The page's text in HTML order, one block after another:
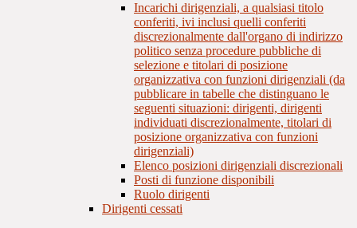
Incarichi dirigenziali, a qualsiasi titolo
conferiti, ivi inclusi quelli conferiti
discrezionalmente dall'organo di indirizzo
politico senza procedure pubbliche di
selezione e titolari di posizione
organizzativa con funzioni dirigenziali (da
pubblicare in tabelle che distinguano le
seguenti situazioni: dirigenti, dirigenti
individuati discrezionalmente, titolari di
posizione organizzativa con funzioni
dirigenziali)
Elenco posizioni dirigenziali discrezionali
Posti di funzione disponibili
Ruolo dirigenti
Dirigenti cessati